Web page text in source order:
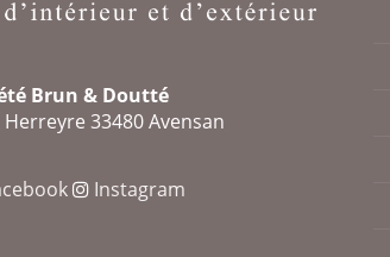
Brun & Doutté
33480 Avensan
Instagram